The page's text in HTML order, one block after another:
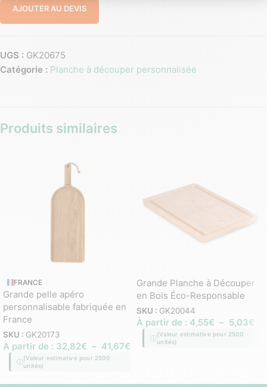
AJOUTER AU DEVIS
UGS : GK20675
Catégorie : Planche à découper personnalisée
Produits similaires
FRANCE
Grande pelle apéro
personnalisable fabriquée en
France
SKU : GK20173
À partir de : 32,82€ – 41,67€
(Valeur estimative pour 2500
unités)
Grande Planche à Découper
en Bois Éco-Responsable
SKU : GK20044
À partir de : 4,55€ – 5,03€
(Valeur estimative pour 2500
unités)